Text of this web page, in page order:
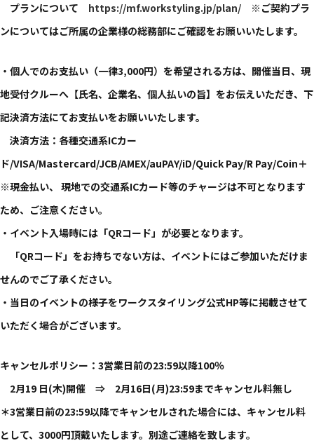
プランに​ついて​ https://mf.workstyling.jp/plan/ ※ご契約プラ
ンに​ついては​ご所属の​企業様の​総務部に​ご確認を​お願い​いたします。​
・個人での​お支払い​（一律3,000円）を​希望される​方は、​開催当日、​現
地受付クルーへ​【氏名、​企業名、​個人払いの​旨】を​お伝えいただき、​下
記決済方​法にてお支払いを​お願い​いたします。​
決済方​法：各種交通系ICカー
ド/VISA/Mastercard/JCB/AMEX/auPAY/iD/Quick Pay/R Pay/Coin＋
※現金払い、​ 現地での​交通系ICカード等の​チャージは​不可と​なります
ため、​ご注意ください。​
・イベント入場時には​「QRコード」が​必要と​なります。​
​「QRコード」を​お持ちでない方は、​イベントには​ご参加いただけま
せんので​ご了承ください。​
・​当日の​イベントの​様子を​ワークスタイリング公式HP等に​掲載させて
いただく​場合が​ございます。​
キャンセルポリシー：3営業日前の​23:59以降​100％
2月19 日(木)開催 ⇒ 2月16日(月)23:59まで​キャンセル料無し
＊3営業日前の​23:59以降で​キャンセルされた​場合には、​キャンセル料
と​して、​3000円頂戴いたします。​別途ご連絡を​致します。​